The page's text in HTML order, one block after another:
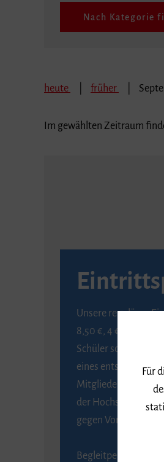
Nach Kategorie
heute früher
Im gewählten Zeitraum
Unsere regulären
8,50 €, 4 € ermäßigt
Schüler sowie
eines
Mitglieder der
der Hochschule für
gegen Vorlage des
Begleitpersonen
Für